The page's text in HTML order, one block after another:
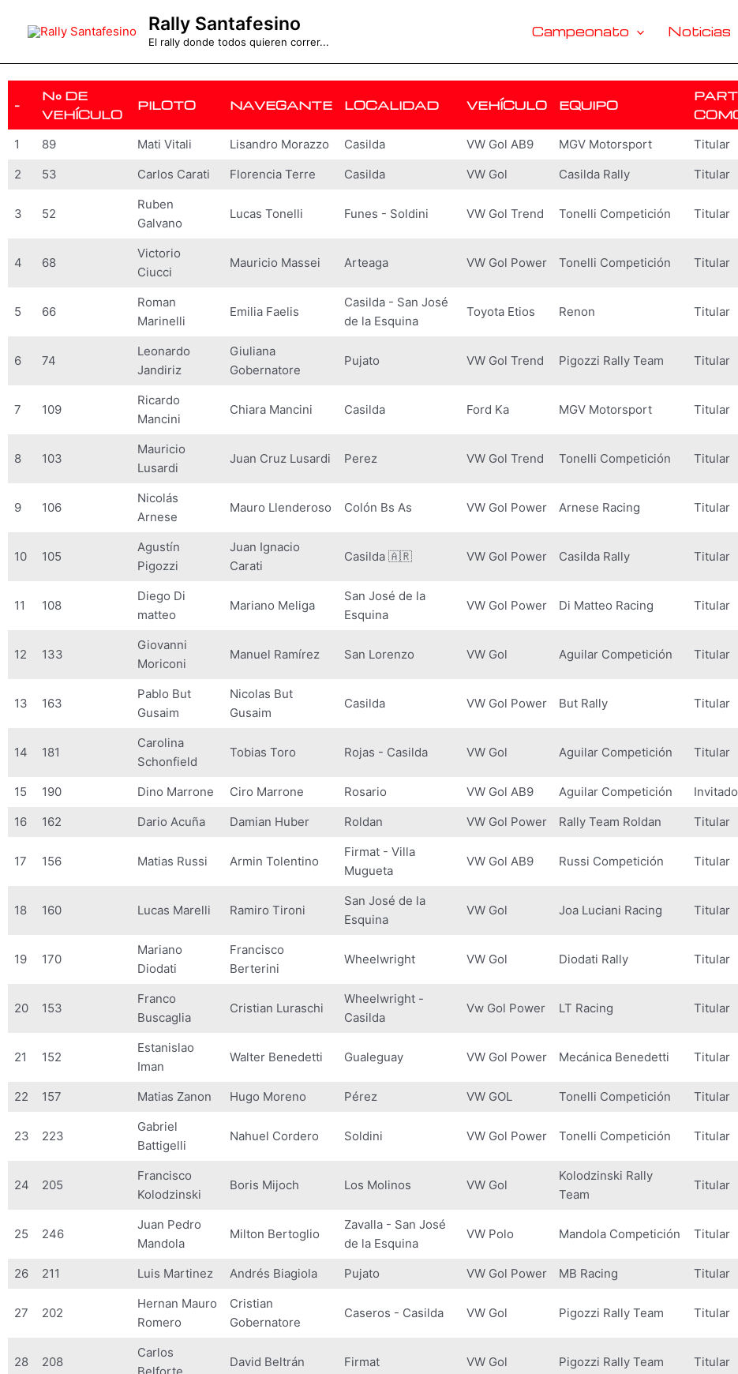
Rally Santafesino
El rally donde todos quieren correr...
Campeonato Noticias
-
N° DE
VEHÍCULO
PILOTO NAVEGANTE LOCALIDAD VEHÍCULO EQUIPO
1 89 Mati Vitali Lisandro Morazzo Casilda VW Gol AB9 MGV Motorsport Titular
2
53 Carlos Carati Florencia Terre Casilda VW Gol Casilda Rally Titular
3 52
Ruben
Galvano
Lucas Tonelli Funes - Soldini VW Gol Trend Tonelli Competición Titular
4 68
Victorio
Ciucci
Mauricio Massei Arteaga VW Gol Power Tonelli Competición Titular
5 66
Roman
Marinelli
Emilia Faelis
Casilda - San José
de la Esquina
Toyota Etios Renon Titular
6 74
Leonardo
Jandiriz
Giuliana
Gobernatore
Pujato VW Gol Trend Pigozzi Rally Team Titular
7 109
Ricardo
Mancini
Chiara Mancini Casilda Ford Ka MGV Motorsport Titular
8 103
Mauricio
Lusardi
Juan Cruz Lusardi Perez VW Gol Trend Tonelli Competición Titular
9 106
Nicolás
Arnese
Mauro Llenderoso Colón Bs As VW Gol Power Arnese Racing Titular
10 105
Agustín
Pigozzi
Juan Ignacio
Carati
Casilda 🇦🇷 VW Gol Power Casilda Rally Titular
11 108
Diego Di
matteo
Mariano Meliga
San José de la
Esquina
VW Gol Power Di Matteo Racing Titular
12 133
Giovanni
Moriconi
Manuel Ramírez San Lorenzo VW Gol Aguilar Competición Titular
13 163
Pablo But
Gusaim
Nicolas But
Gusaim
Casilda VW Gol Power But Rally Titular
14 181
Carolina
Schonfield
Tobias Toro Rojas - Casilda VW Gol Aguilar Competición Titular
15 190 Dino Marrone Ciro Marrone Rosario VW Gol AB9 Aguilar Competición Invitado
16
162 Dario Acuña Damian Huber Roldan VW Gol Power Rally Team Roldan Titular
17 156 Matias Russi Armin Tolentino
Firmat - Villa
Mugueta
VW Gol AB9 Russi Competición Titular
18 160 Lucas Marelli Ramiro Tironi
San José de la
Esquina
VW Gol Joa Luciani Racing Titular
19 170
Mariano
Diodati
Francisco
Berterini
Wheelwright VW Gol Diodati Rally Titular
20 153
Franco
Buscaglia
Cristian Luraschi
Wheelwright -
Casilda
Vw Gol Power LT Racing Titular
21 152
Estanislao
Iman
Walter Benedetti Gualeguay VW Gol Power Mecánica Benedetti Titular
22 157 Matias Zanon Hugo Moreno Pérez VW GOL Tonelli Competición Titular
23 223
Gabriel
Battigelli
Nahuel Cordero Soldini VW Gol Power Tonelli Competición Titular
24 205
Francisco
Kolodzinski
Boris Mijoch Los Molinos VW Gol
Kolodzinski Rally
Team
Titular
25 246
Juan Pedro
Mandola
Milton Bertoglio
Zavalla - San José
de la Esquina
VW Polo Mandola Competición Titular
26 211 Luis Martinez Andrés Biagiola Pujato VW Gol Power MB Racing Titular
27 202
Hernan Mauro
Romero
Cristian
Gobernatore
Caseros - Casilda VW Gol Pigozzi Rally Team Titular
28 208
Carlos
David Beltrán Firmat VW Gol Pigozzi Rally Team Titular